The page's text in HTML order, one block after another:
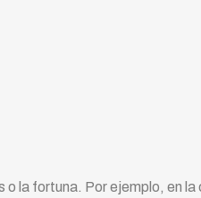
la fortuna. Por ejemplo, en